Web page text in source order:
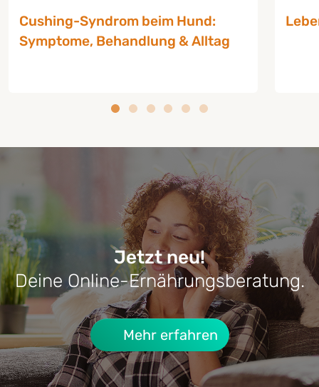
Cushing-Syndrom beim Hund:
Symptome, Behandlung & Alltag
RATGEBER HUNDE-KRANKHEITEN
Cushing-Syndrom beim Hund:
Symptome, Behandlung & Alltag
Jetzt neu!
Deine Online-Ernährungsberatung.
Mehr erfahren